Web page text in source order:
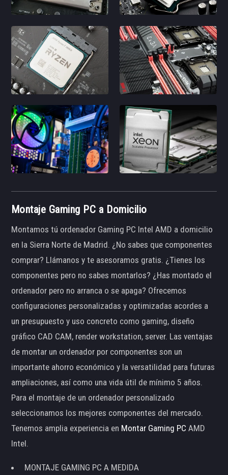
Montaje Gaming PC a Domicilio
Montamos tú ordenador Gaming PC Intel AMD a domicilio
en la Sierra Norte de Madrid. ¿No sabes que componentes
comprar? Llámanos y te asesoramos gratis. ¿Tienes los
componentes pero no sabes montarlos? ¿Has montado el
ordenador pero no arranca o se apaga? Ofrecemos
configuraciones personalizadas y optimizadas acordes a
un presupuesto y uso concreto como gaming, diseño
gráfico CAD CAM, render workstation, server. Las ventajas
de montar un ordenador por componentes son un
importante ahorro económico y la versatilidad para futuras
ampliaciones, así como una vida útil de mínimo 5 años.
Para el montaje de un ordenador personalizado
seleccionamos los mejores componentes del mercado.
Tenemos amplia experiencia en Montar Gaming PC AMD
Intel.
MONTAJE GAMING PC A MEDIDA